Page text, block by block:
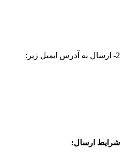
2- ارسال به آدرس ایمیل زیر:
شرایط ارسال: